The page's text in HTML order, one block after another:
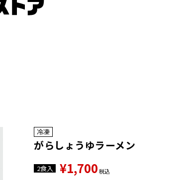
冷凍
がらしょうゆラーメン
2食入 ¥1,700税込